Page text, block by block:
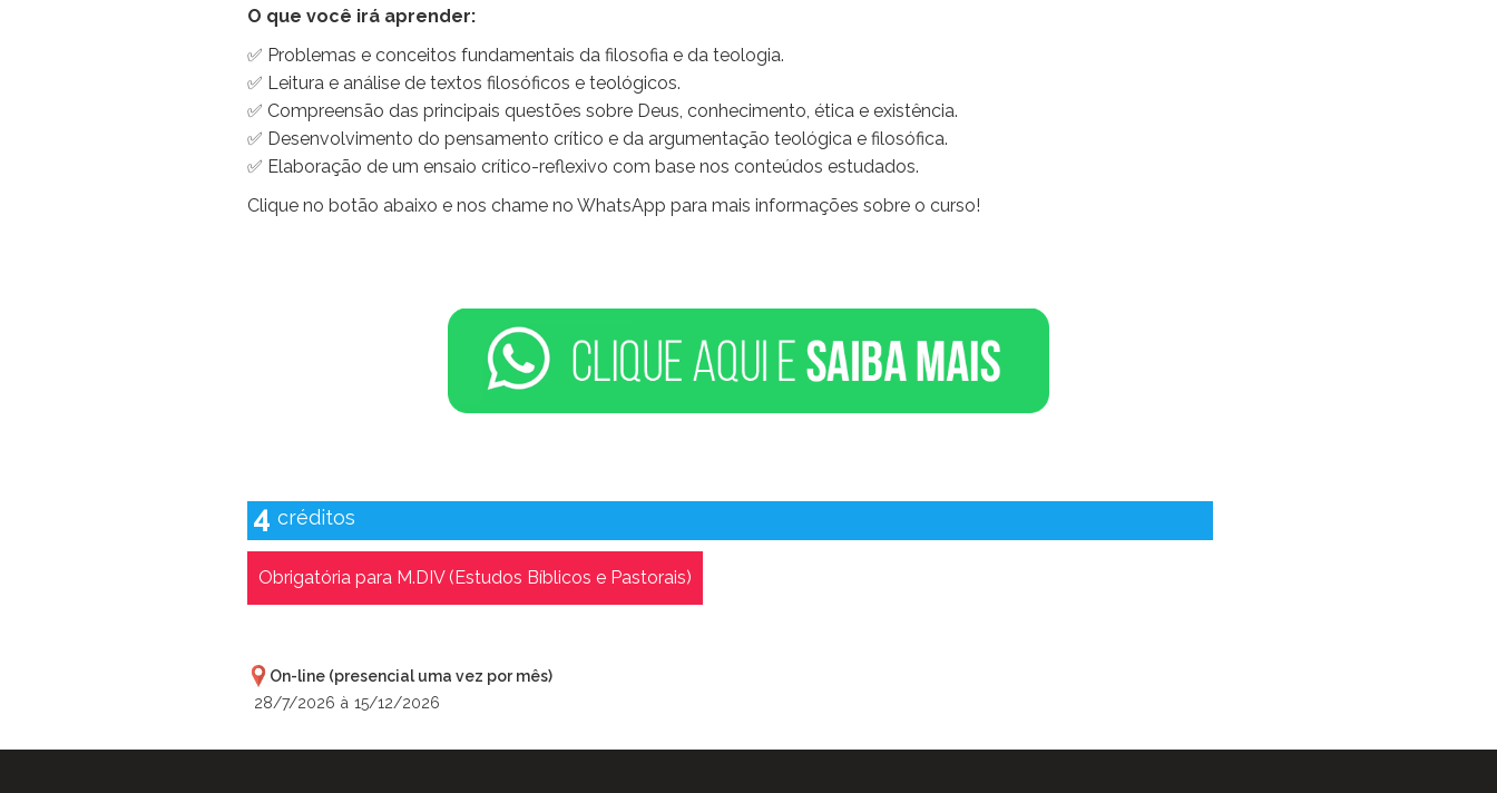
O que você irá aprender:
✅ Problemas e conceitos fundamentais da filosofia e da teologia.
✅ Leitura e análise de textos filosóficos e teológicos.
✅ Compreensão das principais questões sobre Deus, conhecimento, ética e existência.
✅ Desenvolvimento do pensamento crítico e da argumentação teológica e filosófica.
✅ Elaboração de um ensaio crítico-reflexivo com base nos conteúdos estudados.
Clique no botão abaixo e nos chame no WhatsApp para mais informações sobre o curso!
4 créditos
Obrigatória para M.DIV (Estudos Bíblicos e Pastorais)
On-line (presencial uma vez por mês)
28/7/2026 à 15/12/2026